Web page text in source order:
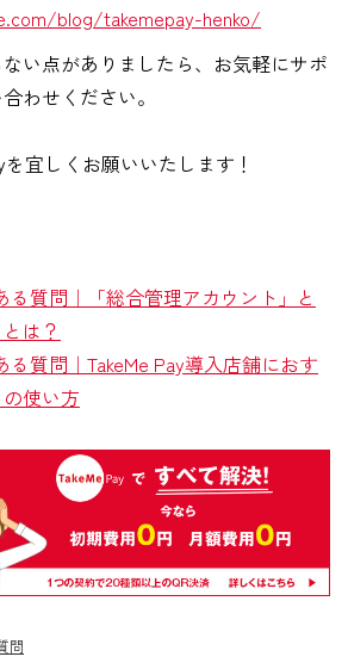
blog/takemepay-henko/
い点がありましたら、お気軽にサポ
わせください。
宜しくお願いいたします！
る質問｜「総合管理アカウント」と
は？
る質問｜TakeMe Pay導入店舗におす
使い方
問